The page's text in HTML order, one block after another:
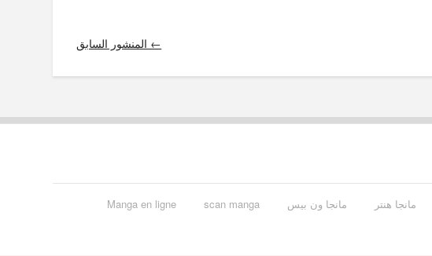
← المنشور السابق
مانجا هنتر مانجا ون بيس scan manga
Manga en ligne